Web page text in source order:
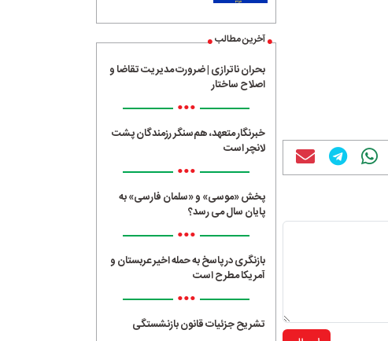
آخرین مطالب
بحران ناترازی | ضرورت مدیریت تقاضا و
اصلاح ساختار
•••
خبرنگار متعهد، هم‌سنگر رزمندگان پشت
لانچر است
•••
پخش «موسی» و «سلمان فارسی» به
پایان سال می رسد؟
•••
بازنگری در پاسخ به حمله اخیر عربستان و
آمریکا مطرح است
•••
تشریح جزئیات قانون بازنشستگی